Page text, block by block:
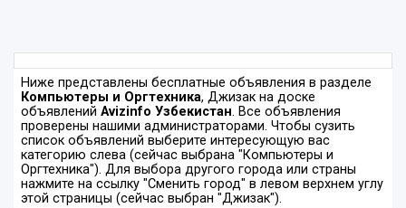
Ниже представлены бесплатные объявления в разделе
Компьютеры и Оргтехника, Джизак на доске
объявлений Avizinfo Узбекистан. Все объявления
проверены нашими администраторами. Чтобы сузить
список объявлений выберите интересующую вас
категорию слева (сейчас выбрана "Компьютеры и
Оргтехника"). Для выбора другого города или страны
нажмите на ссылку "Сменить город" в левом верхнем углу
этой страницы (сейчас выбран "Джизак").